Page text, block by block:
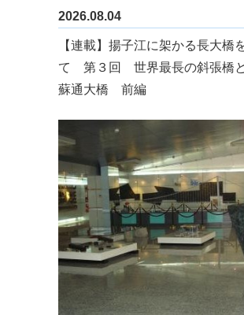
2026.08.04
【連載】揚子江に架かる長大橋
て 第３回 世界最長の斜張橋
蘇通大橋 前編